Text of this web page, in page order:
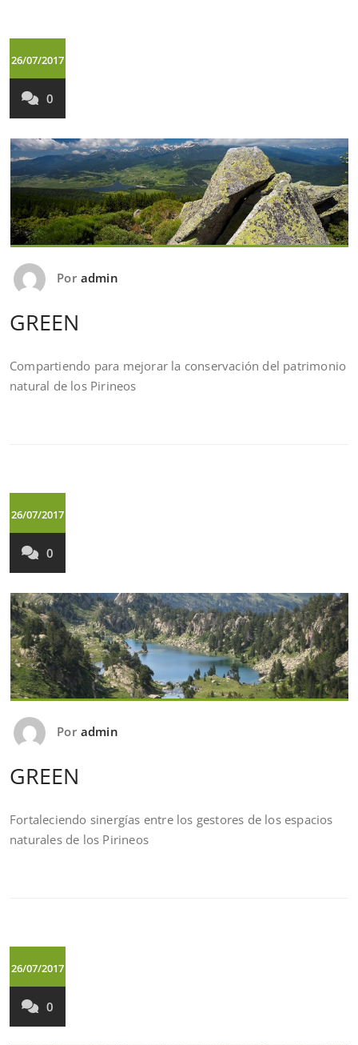
26/07/2017
0
Por admin
GREEN
Compartiendo para mejorar la conservación del patrimonio
natural de los Pirineos
26/07/2017
0
Por admin
GREEN
Fortaleciendo sinergías entre los gestores de los espacios
naturales de los Pirineos
26/07/2017
0